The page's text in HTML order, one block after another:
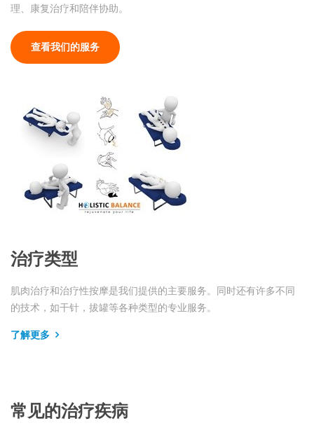
理、康复治疗和陪伴协助。
查看我们的服务
治疗类型
肌肉治疗和治疗性按摩是我们提供的主要服务。同时还有许多不同
的技术，如干针，拔罐等各种类型的专业服务。
了解更多
常见的治疗疾病